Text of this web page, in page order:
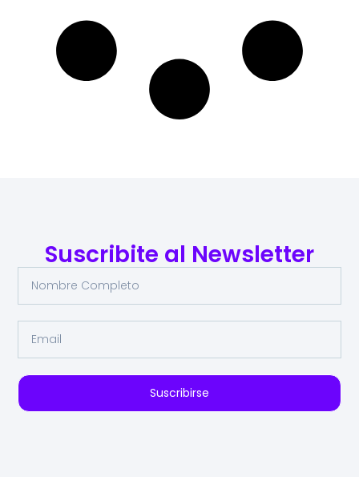
Suscribite al Newsletter
Suscribirse